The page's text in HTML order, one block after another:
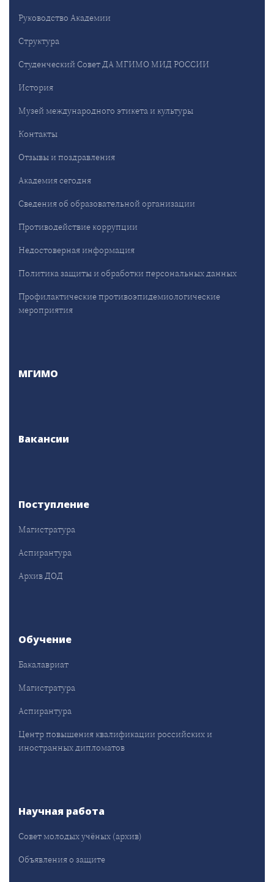
Руководство Академии
Структура
Студенческий Совет ДА МГИМО МИД РОССИИ
История
Музей международного этикета и культуры
Контакты
Отзывы и поздравления
Академия сегодня
Сведения об образовательной организации
Противодействие коррупции
Недостоверная информация
Политика защиты и обработки персональных данных
Профилактические противоэпидемиологические
мероприятия
МГИМО
Вакансии
Поступление
Магистратура
Аспирантура
Архив ДОД
Обучение
Бакалавриат
Магистратура
Аспирантура
Центр повышения квалификации российских и
иностранных дипломатов
Научная работа
Совет молодых учёных (архив)
Объявления о защите